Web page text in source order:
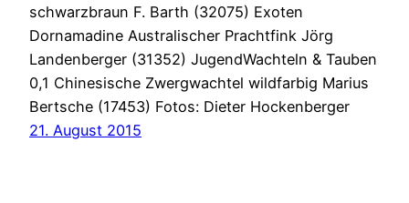
schwarzbraun F. Barth (32075) Exoten
Dornamadine Australischer Prachtfink Jörg
Landenberger (31352) JugendWachteln & Tauben
0,1 Chinesische Zwergwachtel wildfarbig Marius
Bertsche (17453) Fotos: Dieter Hockenberger
21. August 2015